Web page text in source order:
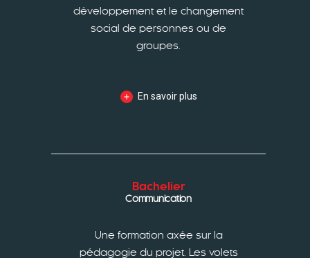
développement et le changement
social de personnes ou de
groupes.
En savoir plus
Bachelier
Communication
Une formation axée sur la
pédagogie du projet. Les volets